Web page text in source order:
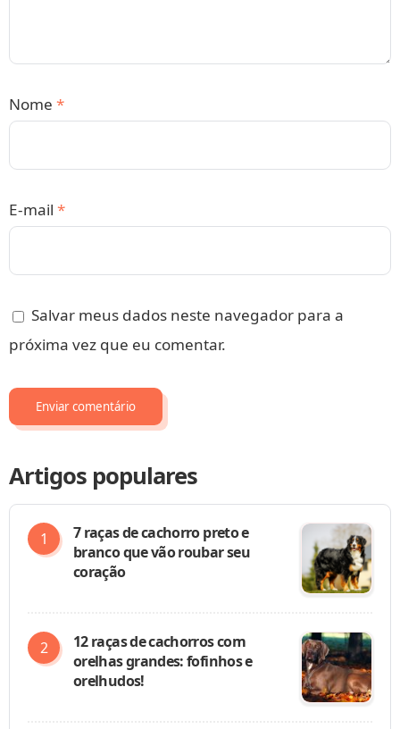
Nome *
E-mail *
Salvar meus dados neste navegador para a
próxima vez que eu comentar.
Artigos populares
7 raças de cachorro preto e
branco que vão roubar seu
coração
12 raças de cachorros com
orelhas grandes: fofinhos e
orelhudos!